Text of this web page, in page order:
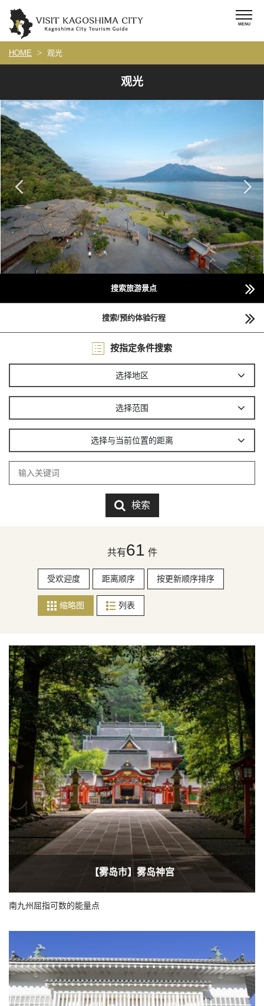
HOME 观光
观光
搜索旅游景点
搜索/预约体验行程
按指定条件搜索
选择地区
选择范围
选择与当前位置的距离
検索
共有61 件
受欢迎度 距离顺序 按更新顺序排序
缩略图 列表
【雾岛市】雾岛神宫
南九州屈指可数的能量点